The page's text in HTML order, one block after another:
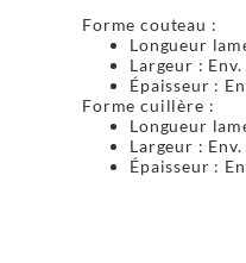
Forme couteau :
Longueur
Largeur :
Épaisseur :
Forme cuillère :
Longueur
Largeur :
Épaisseur :